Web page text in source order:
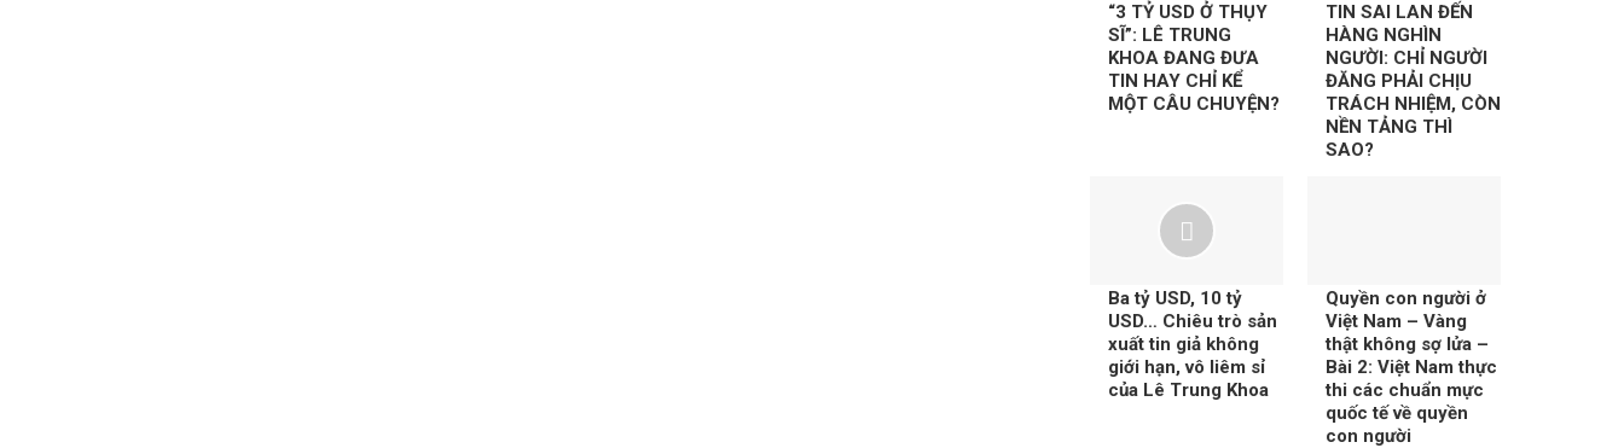
“3 TỶ USD Ở THỤY
SĨ”: LÊ TRUNG
KHOA ĐANG ĐƯA
TIN HAY CHỈ KỂ
MỘT CÂU CHUYỆN?
TIN SAI LAN ĐẾN
HÀNG NGHÌN
NGƯỜI: CHỈ NGƯỜI
ĐĂNG PHẢI CHỊU
TRÁCH NHIỆM, CÒN
NỀN TẢNG THÌ
SAO?
Ba tỷ USD, 10 tỷ
USD… Chiêu trò sản
xuất tin giả không
giới hạn, vô liêm sỉ
của Lê Trung Khoa
Quyền con người ở
Việt Nam – Vàng
thật không sợ lửa –
Bài 2: Việt Nam thực
thi các chuẩn mực
quốc tế về quyền
con người